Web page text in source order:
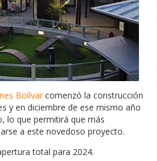
Bolívar comenzó la construcción
y en diciembre de ese mismo año
lo que permitirá que más
a este novedoso proyecto.
total para 2024.